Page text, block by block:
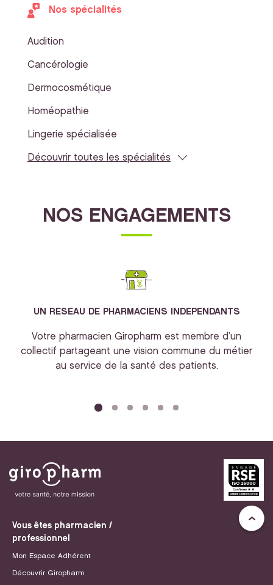
Nos spécialités
Audition
Cancérologie
Dermocosmétique
Homéopathie
Lingerie spécialisée
Découvrir toutes les spécialités
NOS ENGAGEMENTS
UN RESEAU DE PHARMACIENS INDEPENDANTS
Votre pharmacien Giropharm est membre d’un
collectif partageant une vision commune du métier
au service de la santé des patients.
Vous êtes pharmacien /
professionnel
Mon Espace Adhérent
Découvrir Giropharm